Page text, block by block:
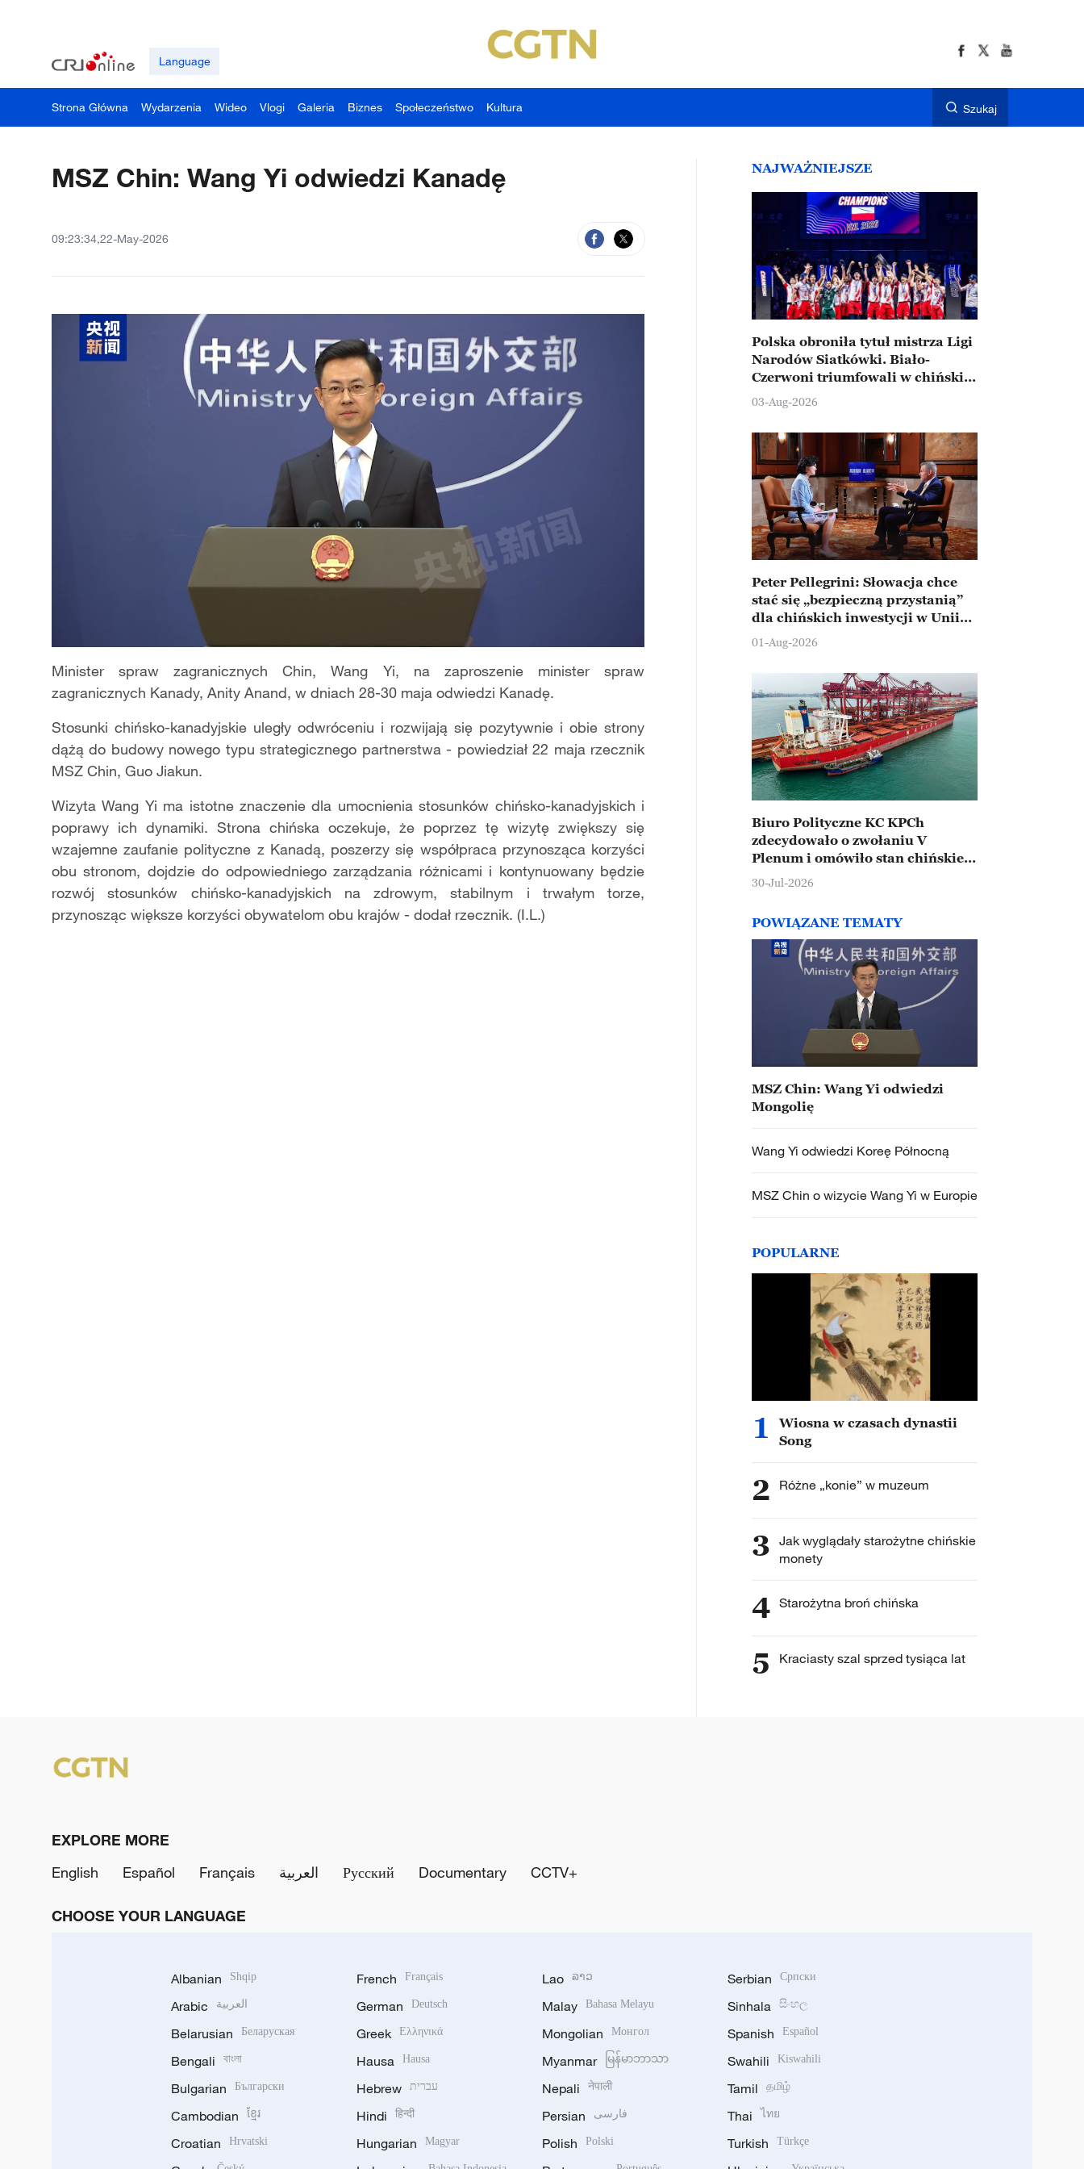
Language
Strona Główna Wydarzenia Wideo Vlogi Galeria Biznes Społeczeństwo Kultura Szukaj
MSZ Chin: Wang Yi odwiedzi Kanadę
09:23:34,22-May-2026
Minister spraw zagranicznych Chin, Wang Yi, na zaproszenie minister spraw
zagranicznych Kanady, Anity Anand, w dniach 28-30 maja odwiedzi Kanadę.
Stosunki chińsko-kanadyjskie uległy odwróceniu i rozwijają się pozytywnie i obie strony
dążą do budowy nowego typu strategicznego partnerstwa - powiedział 22 maja rzecznik
MSZ Chin, Guo Jiakun.
Wizyta Wang Yi ma istotne znaczenie dla umocnienia stosunków chińsko-kanadyjskich i
poprawy ich dynamiki. Strona chińska oczekuje, że poprzez tę wizytę zwiększy się
wzajemne zaufanie polityczne z Kanadą, poszerzy się współpraca przynosząca korzyści
obu stronom, dojdzie do odpowiedniego zarządzania różnicami i kontynuowany będzie
rozwój stosunków chińsko-kanadyjskich na zdrowym, stabilnym i trwałym torze,
przynosząc większe korzyści obywatelom obu krajów - dodał rzecznik. (I.L.)
NAJWAŻNIEJSZE
Polska obroniła tytuł mistrza Ligi
Narodów Siatkówki. Biało-
Czerwoni triumfowali w chińskim
Ningbo
03-Aug-2026
Peter Pellegrini: Słowacja chce
stać się „bezpieczną przystanią”
dla chińskich inwestycji w Unii
Europejskiej
01-Aug-2026
Biuro Polityczne KC KPCh
zdecydowało o zwołaniu V
Plenum i omówiło stan chińskiej
gospodarki
30-Jul-2026
POWIĄZANE TEMATY
MSZ Chin: Wang Yi odwiedzi
Mongolię
Wang Yi odwiedzi Koreę Północną
MSZ Chin o wizycie Wang Yi w Europie
POPULARNE
1
Wiosna w czasach dynastii
Song
2 Różne „konie” w muzeum
3 Jak wyglądały starożytne chińskie
monety
4 Starożytna broń chińska
5 Kraciasty szal sprzed tysiąca lat
EXPLORE MORE
English
Español Français العربية Русский Documentary CCTV+
CHOOSE YOUR LANGUAGE
Albanian Shqip
Arabic العربية
Belarusian Беларуская
Bengali বাংলা
Bulgarian Български
Cambodian ខ្មែរ
Croatian Hrvatski
French Français
German Deutsch
Greek Ελληνικά
Hausa Hausa
Hebrew עברית
Hindi हिन्दी
Hungarian Magyar
Lao ລາວ
Malay Bahasa Melayu
Mongolian Монгол
Myanmar မြန်မာဘာသာ
Nepali नेपाली
Persian فارسی
Polish Polski
Serbian Српски
Sinhala සිංහල
Spanish Español
Swahili Kiswahili
Tamil தமிழ்
Thai ไทย
Turkish Türkçe